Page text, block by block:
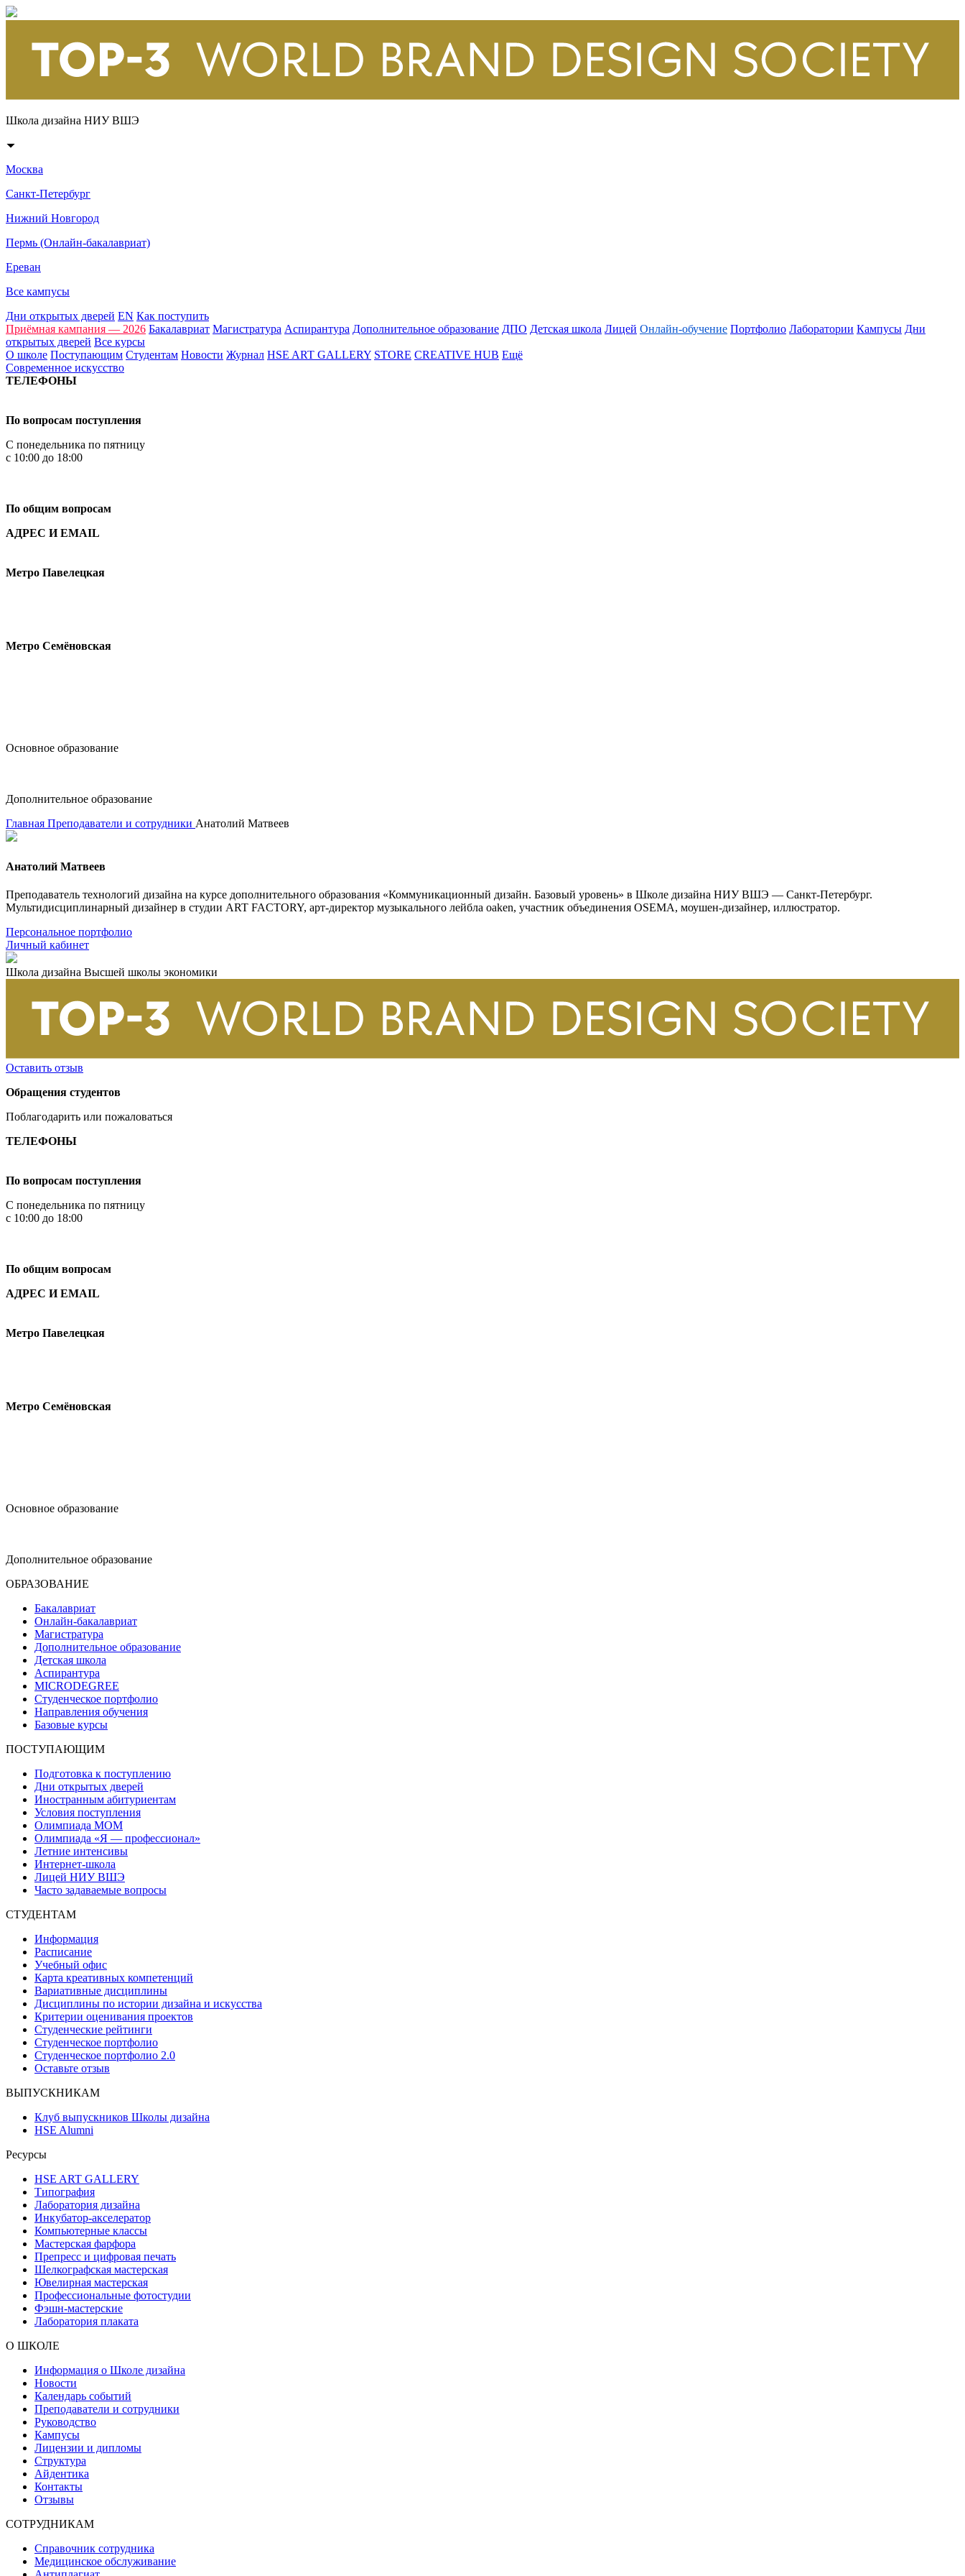
Школа дизайна НИУ ВШЭ
Москва
Санкт-Петербург
Нижний Новгород
Пермь (Онлайн-бакалавриат)
Ереван
Все кампусы
Дни открытых дверей EN Как поступить
Приёмная кампания — 2026 Бакалавриат Магистратура Аспирантура Дополнительное образование ДПО Детская школа Лицей Онлайн-обучение Портфолио Лаборатории Кампусы Дни
открытых дверей Все курсы
О школе Поступающим Студентам Новости Журнал HSE ART GALLERY STORE CREATIVE HUB Ещё
Современное искусство
ТЕЛЕФОНЫ
По вопросам поступления
С понедельника по пятницу
с 10:00 до 18:00
По общим вопросам
АДРЕС И EMAIL
Метро Павелецкая
Метро Семёновская
Основное образование
Дополнительное образование
Главная Преподаватели и сотрудники Анатолий Матвеев
Анатолий Матвеев
Преподаватель технологий дизайна на курсе дополнительного образования «Коммуникационный дизайн. Базовый уровень» в Школе дизайна НИУ ВШЭ — Санкт-Петербург.
Мультидисциплинарный дизайнер в студии ART FACTORY, арт-директор музыкального лейбла oaken, участник объединения OSEMA, моушен-дизайнер, иллюстратор.
Персональное портфолио
Личный кабинет
Школа дизайна Высшей школы экономики
Оставить отзыв
Обращения студентов
Поблагодарить или пожаловаться
ТЕЛЕФОНЫ
По вопросам поступления
С понедельника по пятницу
с 10:00 до 18:00
По общим вопросам
АДРЕС И EMAIL
Метро Павелецкая
Метро Семёновская
Основное образование
Дополнительное образование
ОБРАЗОВАНИЕ
Бакалавриат
Онлайн-бакалавриат
Магистратура
Дополнительное образование
Детская школа
Аспирантура
MICRODEGREE
Студенческое портфолио
Направления обучения
Базовые курсы
ПОСТУПАЮЩИМ
Подготовка к поступлению
Дни открытых дверей
Иностранным абитуриентам
Условия поступления
Олимпиада МОМ
Олимпиада «Я — профессионал»
Летние интенсивы
Интернет-школа
Лицей НИУ ВШЭ
Часто задаваемые вопросы
СТУДЕНТАМ
Информация
Расписание
Учебный офис
Карта креативных компетенций
Вариативные дисциплины
Дисциплины по истории дизайна и искусства
Критерии оценивания проектов
Студенческие рейтинги
Студенческое портфолио
Студенческое портфолио 2.0
Оставьте отзыв
ВЫПУСКНИКАМ
Клуб выпускников Школы дизайна
HSE Alumni
Ресурсы
HSE ART GALLERY
Типография
Лаборатория дизайна
Инкубатор-акселератор
Компьютерные классы
Мастерская фарфора
Препресс и цифровая печать
Шелкографская мастерская
Ювелирная мастерская
Профессиональные фотостудии
Фэшн-мастерские
Лаборатория плаката
О ШКОЛЕ
Информация о Школе дизайна
Новости
Календарь событий
Преподаватели и сотрудники
Руководство
Кампусы
Лицензии и дипломы
Структура
Айдентика
Контакты
Отзывы
СОТРУДНИКАМ
Справочник сотрудника
Медицинское обслуживание